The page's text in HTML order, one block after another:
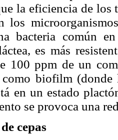
la eficiencia de los
los
bacteria común
es más
100 ppm de un
como biofilm
en un estado
se provoca una
cepas